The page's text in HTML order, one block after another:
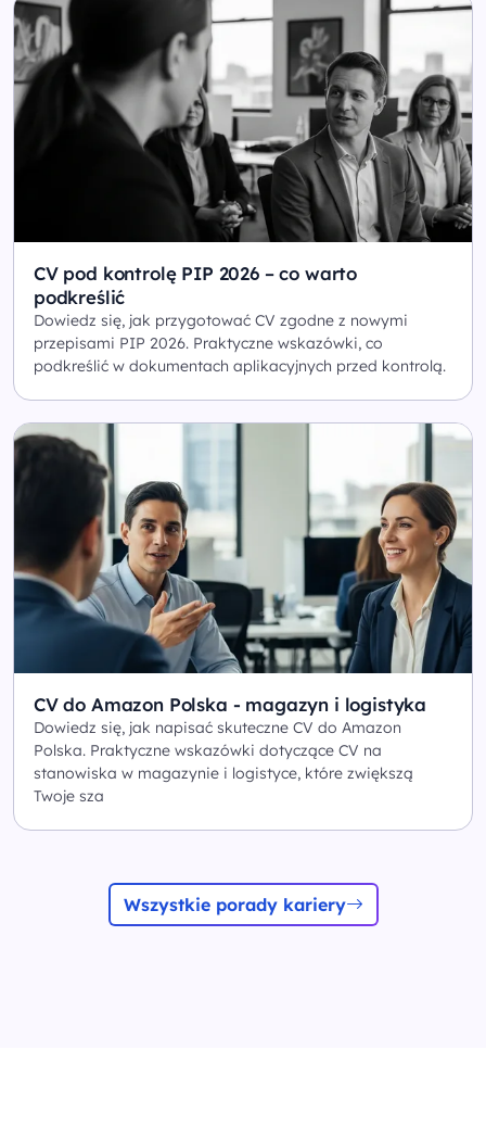
CV pod kontrolę PIP 2026 – co warto
podkreślić
Dowiedz się, jak przygotować CV zgodne z nowymi
przepisami PIP 2026. Praktyczne wskazówki, co
podkreślić w dokumentach aplikacyjnych przed kontrolą.
CV do Amazon Polska - magazyn i logistyka
Dowiedz się, jak napisać skuteczne CV do Amazon
Polska. Praktyczne wskazówki dotyczące CV na
stanowiska w magazynie i logistyce, które zwiększą
Twoje sza
Wszystkie porady kariery